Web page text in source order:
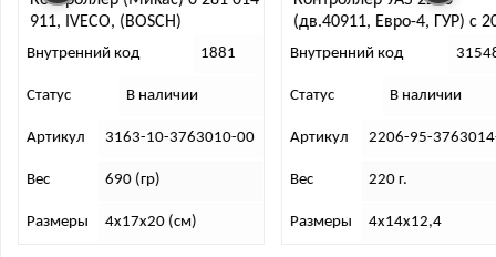
911, IVECO, (BOSCH)
Внутренний код 1881
Статус В наличии
Артикул 3163-10-3763010-00
Вес 690 (гр)
Размеры 4х17х20 (см)
(дв.40911, Евро-4, ГУР) с
г. [прош.1037 532973) 0 261
S07 322
Внутренний код 31548
Статус В наличии
Артикул 2206-95-
Вес 220 г.
Размеры 4х14х12,4